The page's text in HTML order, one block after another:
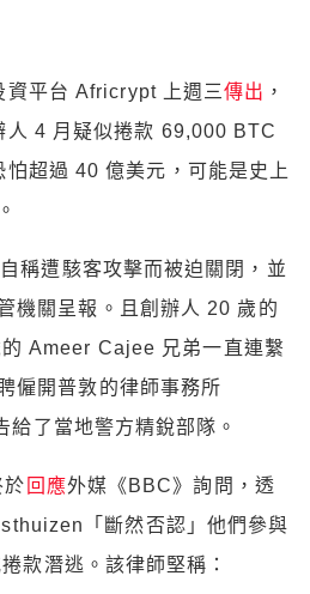
資平台 Africrypt 上週三傳出 ，
人 4 月疑似捲款 69,000 BTC
怕超過 40 億美元，可能是史上
稱遭駭客攻擊而被迫關閉，並
機關呈報。且創辦人 20 歲的
Ameer Cajee 兄弟一直連繫
僱開普敦的律師事務所
了當地警方精銳部隊。
回應外媒《BBC》詢問，透
「斷然否認」他們參與
款潛逃。該律師堅稱：